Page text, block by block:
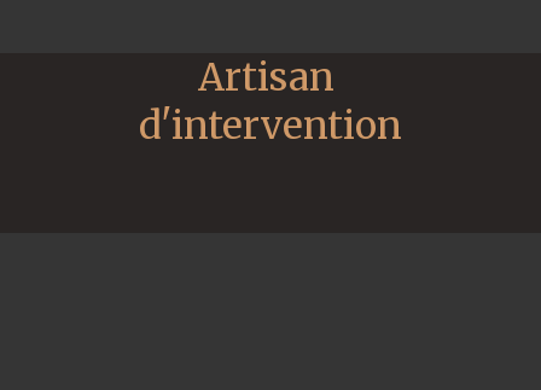
Artisan
d'intervention